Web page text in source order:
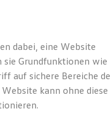
Leasing
dabei, eine Website
sie Grundfunktionen wie
auf sichere Bereiche
kann ohne diese